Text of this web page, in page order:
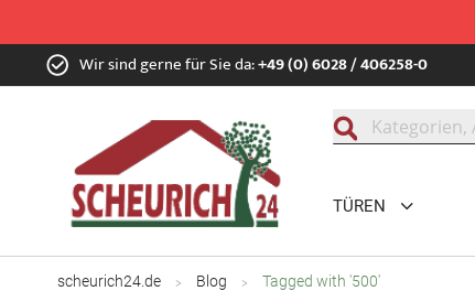
Zum
Inhalt Wir sind gerne für Sie da:+49 (0) 6028 / 406258-0
TÜREN
scheurich24.de Blog Tagged with '500'